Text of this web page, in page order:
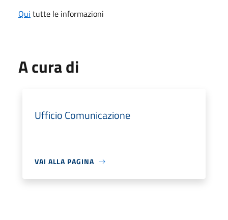
Qui tutte le informazioni
A cura di
Ufficio Comunicazione
VAI ALLA PAGINA